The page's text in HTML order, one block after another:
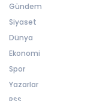
Gündem
Siyaset
Dünya
Ekonomi
Spor
Yazarlar